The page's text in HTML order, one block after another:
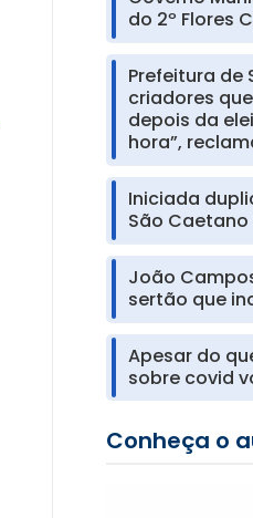
do 2º Flores
Prefeitura de
criadores
depois da
hora”,
Iniciada
São
João
sertão que
Apesar do
sobre covid
Conheça o